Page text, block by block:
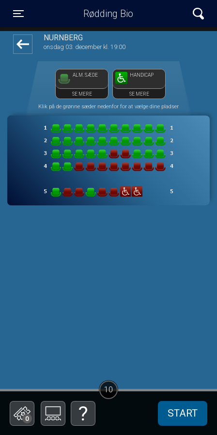
Rødding Bio
NÜRNBERG
onsdag 03. december kl. 19:00
ALM. SÆDE
SE MERE
HANDICAP
SE MERE
Klik på de grønne sæder nedenfor for at vælge dine pladser
0 START
10
front05-temp 015307